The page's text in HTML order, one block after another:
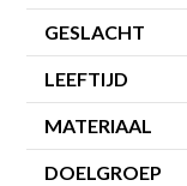
GESLACHT
LEEFTIJD
MATERIAAL
DOELGROEP